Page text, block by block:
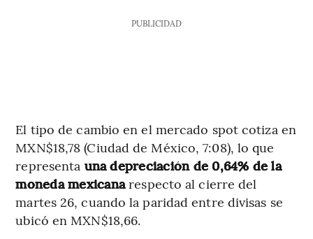
PUBLICIDAD
El tipo de cambio en el mercado spot cotiza en
MXN$18,78 (Ciudad de México, 7:08), lo que
representa una depreciación de 0,64% de la
moneda mexicanarespecto al cierre del
martes 26, cuando la paridad entre divisas se
ubicó en MXN$18,66.